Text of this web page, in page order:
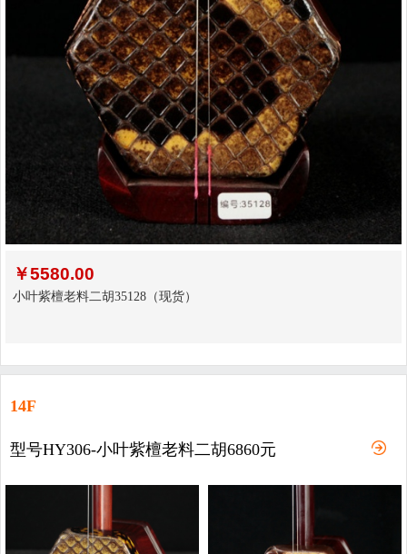
￥5580.00
小叶紫檀老料二胡35128（现货）
14F
型号HY306-小叶紫檀老料二胡6860元